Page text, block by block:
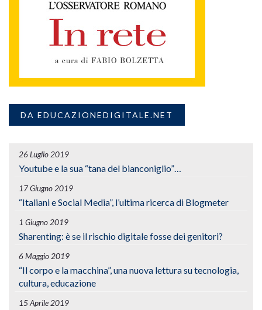
DA EDUCAZIONEDIGITALE.NET
26 Luglio 2019
Youtube e la sua “tana del bianconiglio”…
17 Giugno 2019
“Italiani e Social Media”, l’ultima ricerca di Blogmeter
1 Giugno 2019
Sharenting: è se il rischio digitale fosse dei genitori?
6 Maggio 2019
“Il corpo e la macchina”, una nuova lettura su tecnologia,
cultura, educazione
15 Aprile 2019